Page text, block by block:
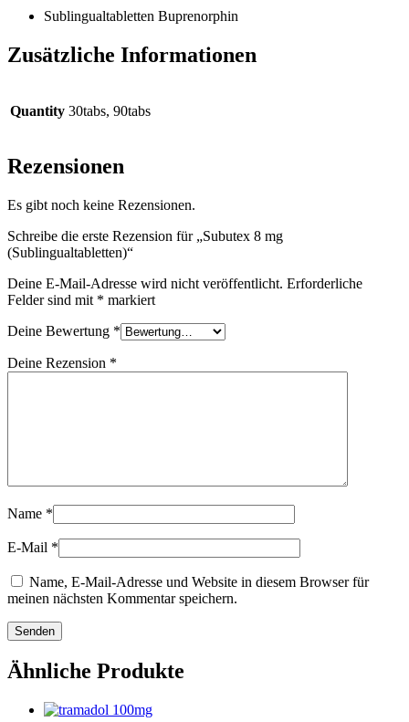
Sublingualtabletten Buprenorphin
Zusätzliche Informationen
Quantity 30tabs, 90tabs
Rezensionen
Es gibt noch keine Rezensionen.
Schreibe die erste Rezension für „Subutex 8 mg
(Sublingualtabletten)“
Deine E-Mail-Adresse wird nicht veröffentlicht. Erforderliche
Felder sind mit * markiert
Deine Bewertung *
Deine Rezension *
Name *
E-Mail *
Name, E-Mail-Adresse und Website in diesem Browser für
meinen nächsten Kommentar speichern.
Ähnliche Produkte